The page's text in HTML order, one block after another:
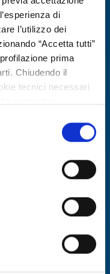
di
l’utilizzo dei
“Accetta tutti”
prima
Chiudendo il
tecnici necessari
nostra cookie policy.
it/co
it/pr
in licenza
in
DISCOVER MORE →